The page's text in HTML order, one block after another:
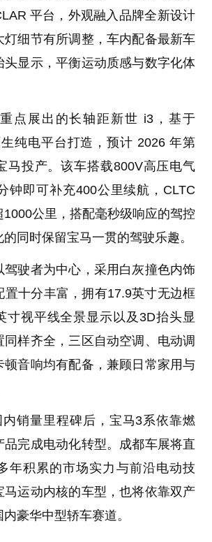
平台，外观融入品牌全新设计
灯细节有所调整，车内配备最新车
头显示，平衡运动质感与数字化体
点展出的长轴距新世 i3，基于
纯电平台打造，预计 2026 年第
马投产。该车搭载800V高压电气
钟即可补充400公里续航，CLTC
公里，搭配毫秒级响应的驾控
同时保留宝马一贯的驾驶乐趣。
驾驶者为中心，采用白灰撞色内饰
置十分丰富，拥有17.9英寸无边框
寸视平线全景显示以及3D抬头显
同样齐全，三区自动空调、电动调
顿音响均有配备，兼顾日常家用与
销量里程碑后，宝马3系依靠燃
品完成电动化转型。成都车展将直
年积累的市场实力与前沿电动技
马运动内核的车型，也将依靠双产
豪华中型轿车赛道。